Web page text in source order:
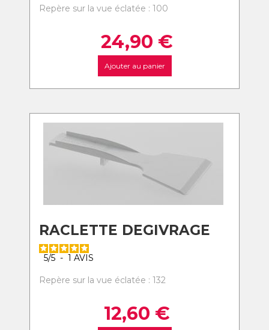
Repère sur la vue éclatée : 100
24,90 €
Ajouter au panier
RACLETTE DEGIVRAGE
5/5 - 1 AVIS
Repère sur la vue éclatée : 132
12,60 €